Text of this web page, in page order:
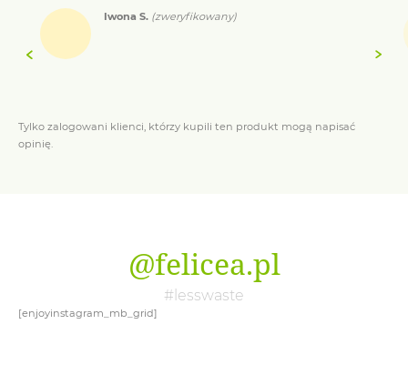
Iwona S. (zweryfikowany)
Tylko zalogowani klienci, którzy kupili ten produkt mogą napisać
opinię.
@felicea.pl
#lesswaste
[enjoyinstagram_mb_grid]